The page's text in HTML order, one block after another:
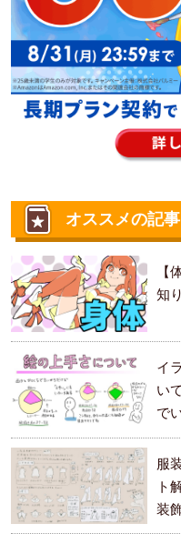
オススメの記事
【
知
イ
い
で
服
ト
装